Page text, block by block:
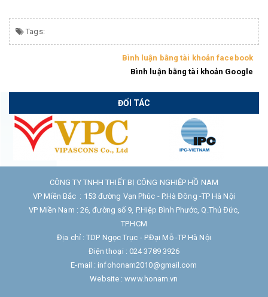
Tags:
Bình luận bằng tài khoản facebook
Bình luận bằng tài khoản Google
ĐỐI TÁC
CÔNG TY TNHH THIẾT BỊ CÔNG NGHIỆP HỒ NAM
VP Miền Bắc : 153 đường Vạn Phúc - P.Hà Đông -TP Hà Nội
VP Miền Nam : 26, đường số 9, P.Hiệp Bình Phước, Q.Thủ Đức,
TP.HCM
Địa chỉ : TDP Ngọc Trục - P.Đại Mỗ -TP Hà Nội
Điện thoại : 024 3789 3926
E-mail : infohonam2010@gmail.com
Website : www.honam.vn